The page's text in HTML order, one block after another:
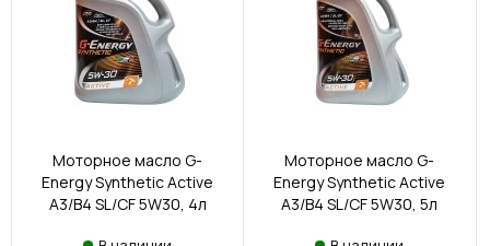
Моторное масло G-
Energy Synthetic Active
A3/B4 SL/CF 5W30, 4л
Моторное масло G-
Energy Synthetic Active
A3/B4 SL/CF 5W30, 5л